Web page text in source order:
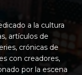
a la cultura
artículos de
crónicas de
con creadores,
por la escena